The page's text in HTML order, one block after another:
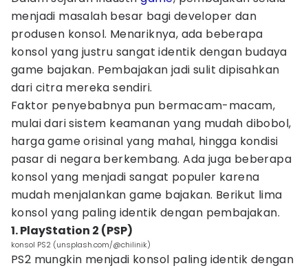
menjadi masalah besar bagi developer dan
produsen konsol. Menariknya, ada beberapa
konsol yang justru sangat identik dengan budaya
game bajakan. Pembajakan jadi sulit dipisahkan
dari citra mereka sendiri.
Faktor penyebabnya pun bermacam-macam,
mulai dari sistem keamanan yang mudah dibobol,
harga game orisinal yang mahal, hingga kondisi
pasar di negara berkembang. Ada juga beberapa
konsol yang menjadi sangat populer karena
mudah menjalankan game bajakan. Berikut lima
konsol yang paling identik dengan pembajakan.
1. PlayStation 2 (PSP)
konsol PS2 (unsplash.com/@chilinik)
PS2 mungkin menjadi konsol paling identik dengan